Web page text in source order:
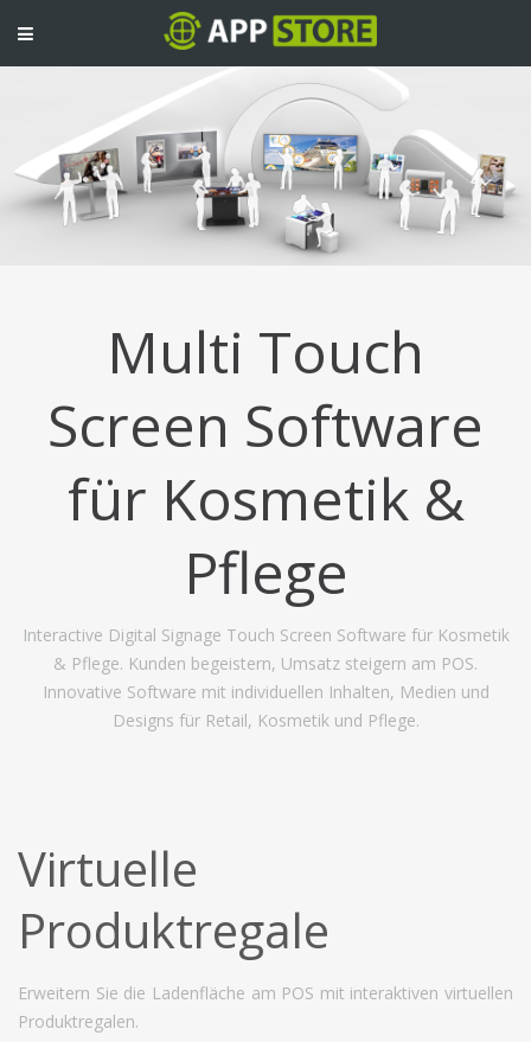
TOGGLE
NAVIGATION
Multi Touch
Screen Software
für Kosmetik &
Pflege
Interactive Digital Signage Touch Screen Software für Kosmetik
& Pflege. Kunden begeistern, Umsatz steigern am POS.
Innovative Software mit individuellen Inhalten, Medien und
Designs für Retail, Kosmetik und Pflege.
Virtuelle
Produktregale
Erweitern Sie die Ladenfläche am POS mit interaktiven virtuellen
Produktregalen.